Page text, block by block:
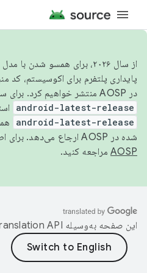
از سال ۲۰۲۶، برای همسو شدن
پایداری پلتفرم برای اکوسیستم، کد
در AOSP منتشر خواهیم کرد. برای ساخت و مشارکت در AOSP،
android-latest-release
android-latest-release
شده در AOSP ارجاع می‌دهد. برای اطلاعات بیشتر، به
AOSP مراجعه کنید.
این صفحه به‌وسیله